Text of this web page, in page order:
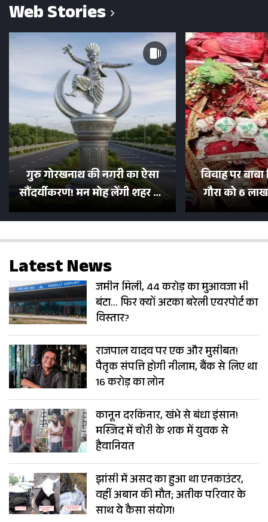
Web Stories
गुरु गोरखनाथ की नगरी का ऐसा
सौंदर्यीकरण! मन मोह लेंगी शहर की
सड़कें; देखें Photos
विवाह पर
गौरा को 6
500 भक्तों
Latest News
जमीन मिली, 44 करोड़ का मुआवजा भी
बंटा… फिर क्यों अटका बरेली एयरपोर्ट का
विस्तार?
राजपाल यादव पर एक और मुसीबत!
पैतृक संपत्ति होगी नीलाम, बैंक से लिए था
16 करोड़ का लोन
कानून दरकिनार, खंभे से बंधा इंसान!
मस्जिद में चोरी के शक में युवक से
हैवानियत
झांसी में असद का हुआ था एनकाउंटर,
वहीं अबान की मौत; अतीक परिवार के
साथ ये कैसा संयोग!